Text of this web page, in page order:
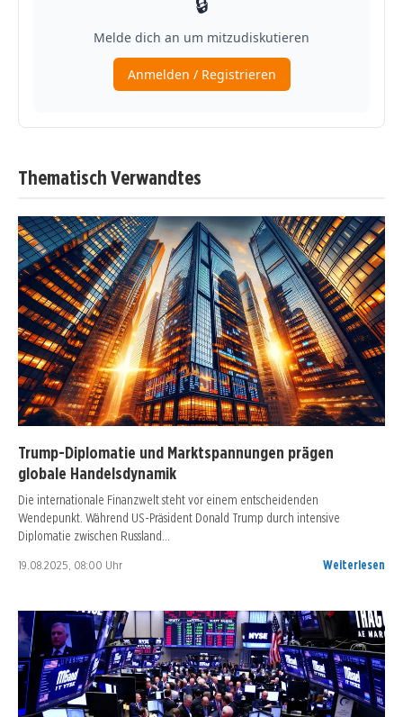
Thematisch Verwandtes
Trump-Diplomatie und Marktspannungen prägen
globale Handelsdynamik
Die internationale Finanzwelt steht vor einem entscheidenden
Wendepunkt. Während US-Präsident Donald Trump durch intensive
Diplomatie zwischen Russland…
19.08.2025, 08:00 Uhr Weiterlesen